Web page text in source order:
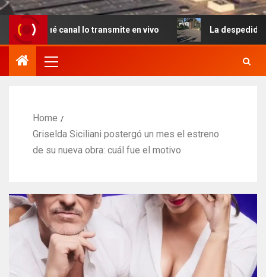
canal lo transmite en vivo La despedida a Jorge
Home
Griselda Siciliani postergó un mes el estreno
de su nueva obra: cuál fue el motivo